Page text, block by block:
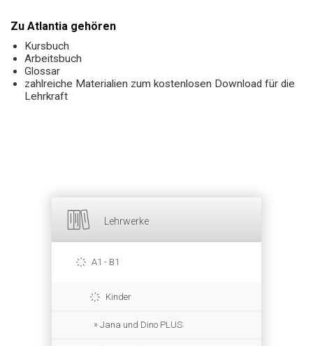
Lehrwerke
A1 - B1
Kinder
Jana und Dino PLUS
Zu Atlantia gehören
Kursbuch
Arbeitsbuch
Glossar
zahlreiche Materialien zum kostenlosen Download für die
Lehrkraft